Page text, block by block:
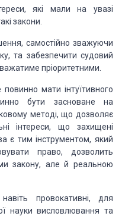
які мали на увазі
закони.
самостійно зважуючи
та забезпечити судовий
пріоритетними.
повинно мати інтуїтивного
бути засноване на
методі, що дозволяє
інтер­еси, що захищені
є тим інструментом, який
право, дозволить
закону, але й реальною
провокативні, для
науки висловлювання та